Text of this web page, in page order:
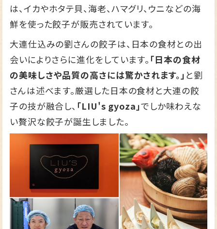
は、イカやホタテ貝、海老、ハマグリ、ウニなどの海
鮮を使った餃子が販売されています。
大連仕込みの劉さんの餃子は、日本の食材との出
会いによりさらに進化をしています。「日本の食材
の美味しさや品質の高さには驚かされます。」と劉
さんは述べます。厳選した日本の食材と大連の餃
子の技が融合し、 「LIU's gyoza」でしか味わえな
い贅沢な餃子が誕生しました。